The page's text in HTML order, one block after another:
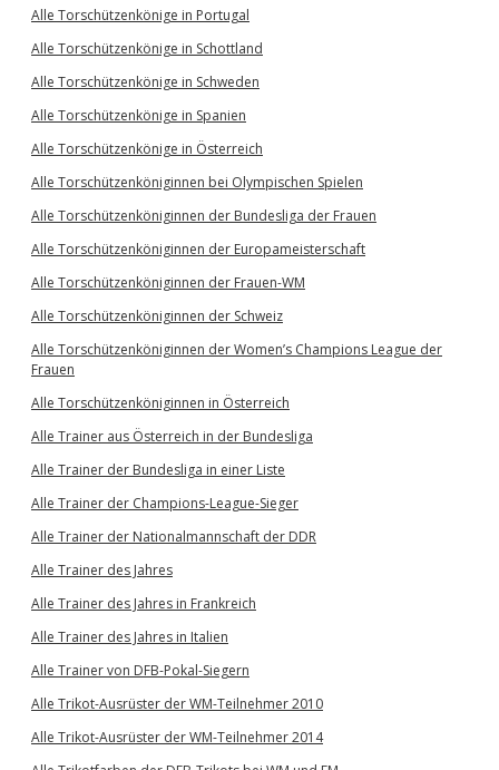
Alle Torschützenkönige in Portugal
Alle Torschützenkönige in Schottland
Alle Torschützenkönige in Schweden
Alle Torschützenkönige in Spanien
Alle Torschützenkönige in Österreich
Alle Torschützenköniginnen bei Olympischen Spielen
Alle Torschützenköniginnen der Bundesliga der Frauen
Alle Torschützenköniginnen der Europameisterschaft
Alle Torschützenköniginnen der Frauen-WM
Alle Torschützenköniginnen der Schweiz
Alle Torschützenköniginnen der Women’s Champions League der
Frauen
Alle Torschützenköniginnen in Österreich
Alle Trainer aus Österreich in der Bundesliga
Alle Trainer der Bundesliga in einer Liste
Alle Trainer der Champions-League-Sieger
Alle Trainer der Nationalmannschaft der DDR
Alle Trainer des Jahres
Alle Trainer des Jahres in Frankreich
Alle Trainer des Jahres in Italien
Alle Trainer von DFB-Pokal-Siegern
Alle Trikot-Ausrüster der WM-Teilnehmer 2010
Alle Trikot-Ausrüster der WM-Teilnehmer 2014